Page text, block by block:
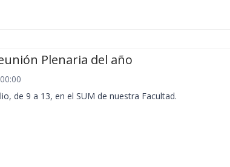
Plenaria del año
de 9 a 13, en el SUM de nuestra Facultad.